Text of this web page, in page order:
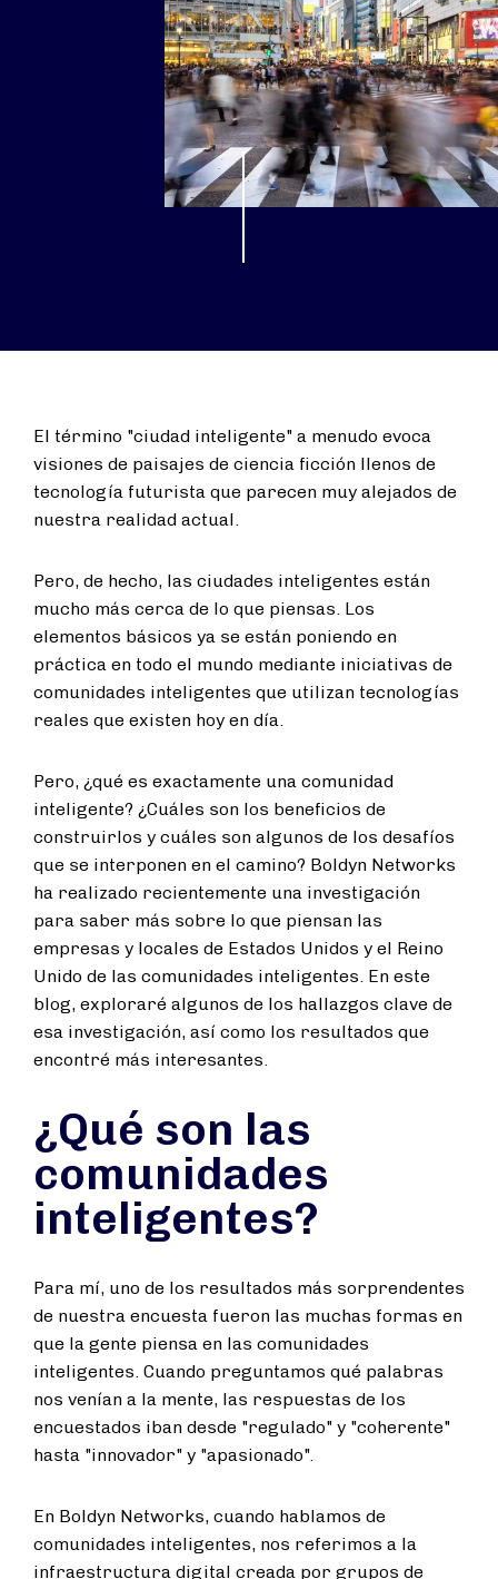
El término "ciudad inteligente" a menudo evoca
visiones de paisajes de ciencia ficción llenos de
tecnología futurista que parecen muy alejados de
nuestra realidad actual.
Pero, de hecho, las ciudades inteligentes están
mucho más cerca de lo que piensas. Los
elementos básicos ya se están poniendo en
práctica en todo el mundo mediante iniciativas de
comunidades inteligentes que utilizan tecnologías
reales que existen hoy en día.
Pero, ¿qué es exactamente una comunidad
inteligente? ¿Cuáles son los beneficios de
construirlos y cuáles son algunos de los desafíos
que se interponen en el camino? Boldyn Networks
ha realizado recientemente una investigación
para saber más sobre lo que piensan las
empresas y locales de Estados Unidos y el Reino
Unido de las comunidades inteligentes. En este
blog, exploraré algunos de los hallazgos clave de
esa investigación, así como los resultados que
encontré más interesantes.
¿Qué son las
comunidades
inteligentes?
Para mí, uno de los resultados más sorprendentes
de nuestra encuesta fueron las muchas formas en
que la gente piensa en las comunidades
inteligentes. Cuando preguntamos qué palabras
nos venían a la mente, las respuestas de los
encuestados iban desde "regulado" y "coherente"
hasta "innovador" y "apasionado".
En Boldyn Networks, cuando hablamos de
comunidades inteligentes, nos referimos a la
infraestructura digital creada por grupos de